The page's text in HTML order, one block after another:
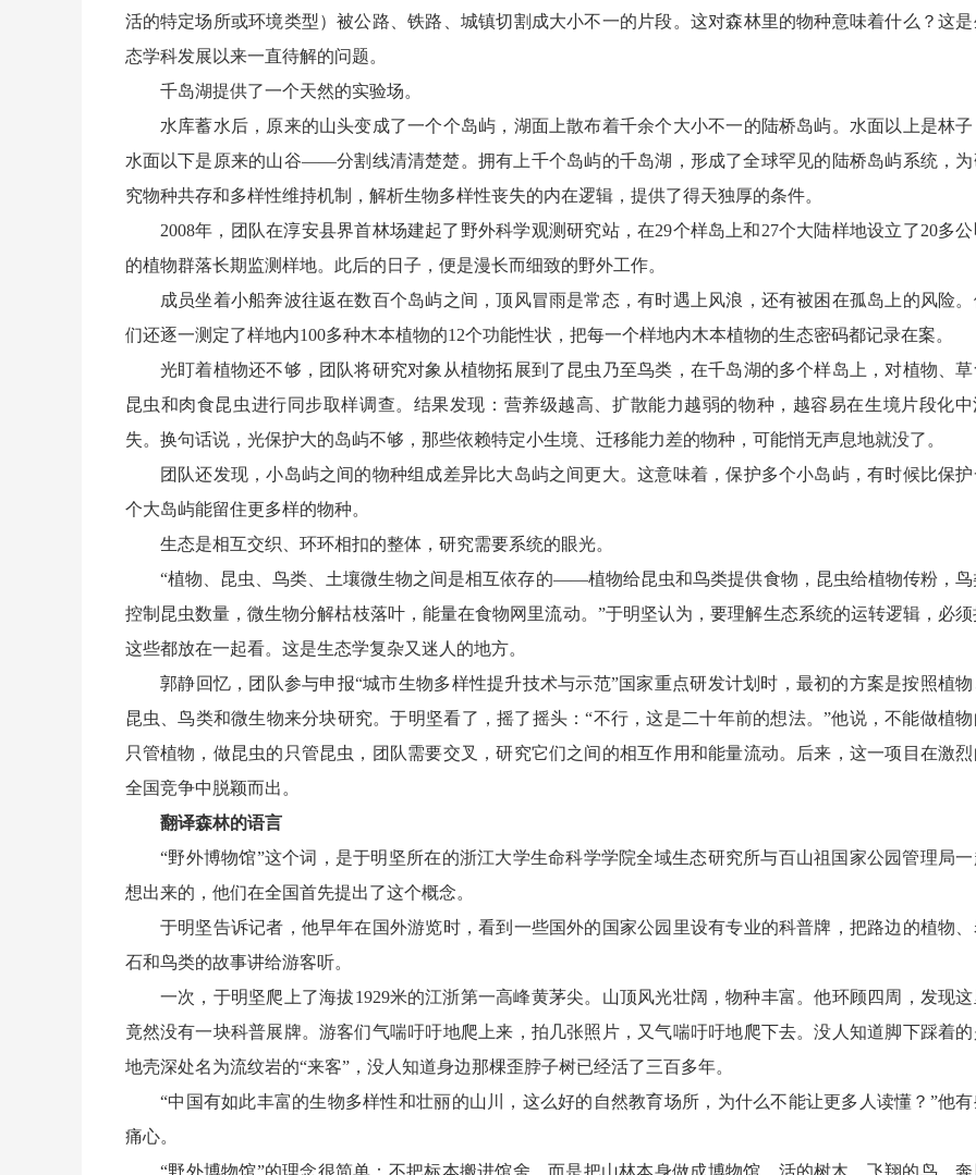
活的特定场所或环境类型）被公路、铁路、城镇切割成大小不一的片段。这对森林里的物种意味着什么？这是
态学科发展以来一直待解的问题。
千岛湖提供了一个天然的实验场。
水库蓄水后，原来的山头变成了一个个岛屿，湖面上散布着千余个大小不一的陆桥岛屿。水面以上是林子
水面以下是原来的山谷——分割线清清楚楚。拥有上千个岛屿的千岛湖，形成了全球罕见的陆桥岛屿系统，为
究物种共存和多样性维持机制，解析生物多样性丧失的内在逻辑，提供了得天独厚的条件。
2008年，团队在淳安县界首林场建起了野外科学观测研究站，在29个样岛上和27个大陆样地设立了20多公
的植物群落长期监测样地。此后的日子，便是漫长而细致的野外工作。
成员坐着小船奔波往返在数百个岛屿之间，顶风冒雨是常态，有时遇上风浪，还有被困在孤岛上的风险。
们还逐一测定了样地内100多种木本植物的12个功能性状，把每一个样地内木本植物的生态密码都记录在案。
光盯着植物还不够，团队将研究对象从植物拓展到了昆虫乃至鸟类，在千岛湖的多个样岛上，对植物、草
昆虫和肉食昆虫进行同步取样调查。结果发现：营养级越高、扩散能力越弱的物种，越容易在生境片段化中
失。换句话说，光保护大的岛屿不够，那些依赖特定小生境、迁移能力差的物种，可能悄无声息地就没了。
团队还发现，小岛屿之间的物种组成差异比大岛屿之间更大。这意味着，保护多个小岛屿，有时候比保护
个大岛屿能留住更多样的物种。
生态是相互交织、环环相扣的整体，研究需要系统的眼光。
“植物、昆虫、鸟类、土壤微生物之间是相互依存的——植物给昆虫和鸟类提供食物，昆虫给植物传粉，鸟
控制昆虫数量，微生物分解枯枝落叶，能量在食物网里流动。”于明坚认为，要理解生态系统的运转逻辑，必须
这些都放在一起看。这是生态学复杂又迷人的地方。
郭静回忆，团队参与申报“城市生物多样性提升技术与示范”国家重点研发计划时，最初的方案是按照植物
昆虫、鸟类和微生物来分块研究。于明坚看了，摇了摇头：“不行，这是二十年前的想法。”他说，不能做植物
只管植物，做昆虫的只管昆虫，团队需要交叉，研究它们之间的相互作用和能量流动。后来，这一项目在激烈
全国竞争中脱颖而出。
翻译森林的语言
“野外博物馆”这个词，是于明坚所在的浙江大学生命科学学院全域生态研究所与百山祖国家公园管理局一
想出来的，他们在全国首先提出了这个概念。
于明坚告诉记者，他早年在国外游览时，看到一些国外的国家公园里设有专业的科普牌，把路边的植物、
石和鸟类的故事讲给游客听。
一次，于明坚爬上了海拔1929米的江浙第一高峰黄茅尖。山顶风光壮阔，物种丰富。他环顾四周，发现这
竟然没有一块科普展牌。游客们气喘吁吁地爬上来，拍几张照片，又气喘吁吁地爬下去。没人知道脚下踩着的
地壳深处名为流纹岩的“来客”，没人知道身边那棵歪脖子树已经活了三百多年。
“中国有如此丰富的生物多样性和壮丽的山川，这么好的自然教育场所，为什么不能让更多人读懂？”他有
痛心。
“野外博物馆”的理念很简单：不把标本搬进馆舍，而是把山林本身做成博物馆。活的树木、飞翔的鸟、奔